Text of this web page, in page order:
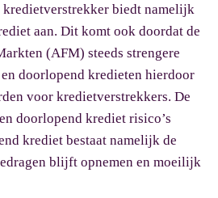
kredietverstrekker biedt namelijk
aan. Dit komt ook doordat de
(AFM) steeds strengere
doorlopend kredieten hierdoor
voor kredietverstrekkers. De
doorlopend krediet risico’s
krediet bestaat namelijk de
blijft opnemen en moeilijk